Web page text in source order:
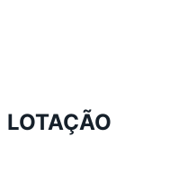
LOTAÇÃO